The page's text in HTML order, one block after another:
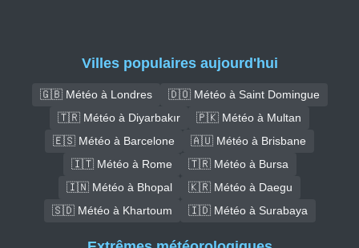
Villes populaires aujourd'hui
🇬🇧 Météo à Londres
🇩🇴 Météo à Saint Domingue
🇹🇷 Météo à Diyarbakır
🇵🇰 Météo à Multan
🇪🇸 Météo à Barcelone
🇦🇺 Météo à Brisbane
🇮🇹 Météo à Rome
🇹🇷 Météo à Bursa
🇮🇳 Météo à Bhopal
🇰🇷 Météo à Daegu
🇸🇩 Météo à Khartoum
🇮🇩 Météo à Surabaya